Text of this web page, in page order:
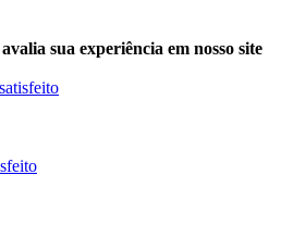
sua experiência em nosso site